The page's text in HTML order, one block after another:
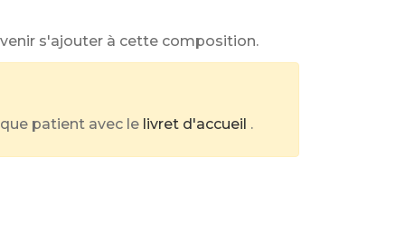
s'ajouter à cette composition.
patient avec le livret d'accueil .